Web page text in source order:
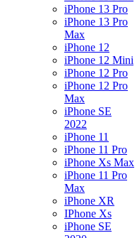
iPhone 13 Pro
iPhone 13 Pro
Max
iPhone 12
iPhone 12 Mini
iPhone 12 Pro
iPhone 12 Pro
Max
iPhone SE
2022
iPhone 11
iPhone 11 Pro
iPhone Xs Max
iPhone 11 Pro
Max
iPhone XR
IPhone Xs
iPhone SE